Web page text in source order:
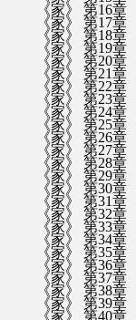
《家》 第16章
《家》 第17章
《家》 第18章
《家》 第19章
《家》 第20章
《家》 第21章
《家》 第22章
《家》 第23章
《家》 第24章
《家》 第25章
《家》 第26章
《家》 第27章
《家》 第28章
《家》 第29章
《家》 第30章
《家》 第31章
《家》 第32章
《家》 第33章
《家》 第34章
《家》 第35章
《家》 第36章
《家》 第37章
《家》 第38章
《家》 第39章
《家》 第40章